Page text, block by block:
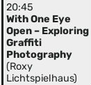
20:45
With One Eye
Open – Exploring
Graffiti
Photography
(Roxy
Lichtspielhaus)